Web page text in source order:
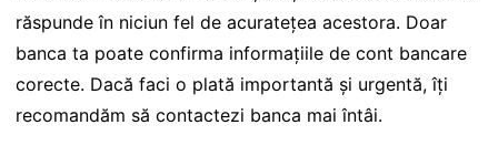
răspunde în niciun fel de acuratețea acestora. Doar
banca ta poate confirma informațiile de cont bancare
corecte. Dacă faci o plată importantă și urgentă, îți
recomandăm să contactezi banca mai întâi.